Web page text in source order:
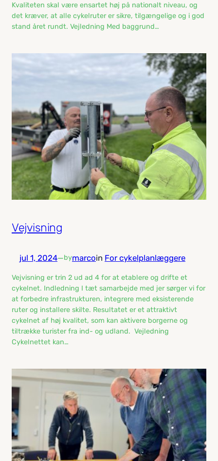
Kvaliteten skal være ensartet høj på nationalt niveau, og
det kræver, at alle cykelruter er sikre, tilgængelige og i god
stand året rundt. Vejledning Med baggrund…
Vejvisning
jul 1, 2024—bymarcoin For cykelplanlæggere
Vejvisning er trin 2 ud ad 4 for at etablere og drifte et
cykelnet. Indledning I tæt samarbejde med jer sørger vi for
at forbedre infrastrukturen, integrere med eksisterende
ruter og installere skilte. Resultatet er et attraktivt
cykelnet af høj kvalitet, som kan aktivere borgerne og
tiltrække turister fra ind- og udland. Vejledning
Cykelnettet kan…